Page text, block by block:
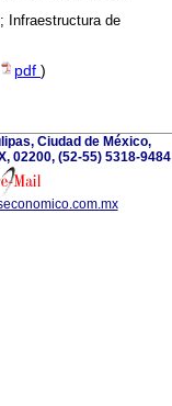
Infraestructura de
pdf )
Ciudad de México,
02200, (52-55) 5318-9484